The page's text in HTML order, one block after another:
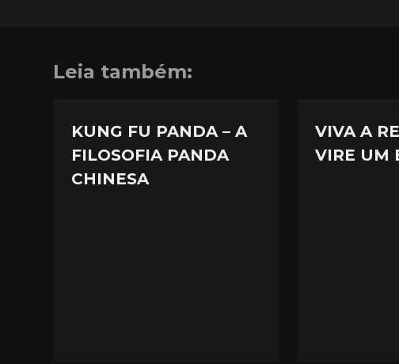
Leia também:
KUNG FU PANDA – A
FILOSOFIA PANDA
CHINESA
VIVA A
VIRE UM